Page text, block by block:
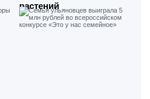
растений